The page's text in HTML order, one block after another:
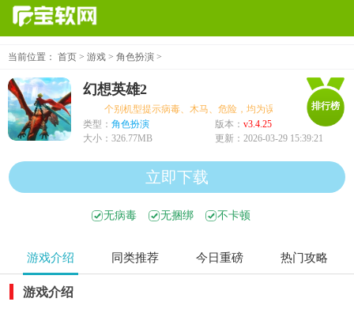
当前位置： 首页 > 游戏 > 角色扮演 >
排行榜
幻想英雄2
个别机型提示病毒、木马、危险，均为误报可放心下载
类型： 角色扮演 版本： v3.4.25
大小： 326.77MB 更新： 2026-03-29 15:39:21
立即下载
无病毒 无捆绑 不卡顿
游戏介绍 同类推荐 今日重磅 热门攻略
游戏介绍